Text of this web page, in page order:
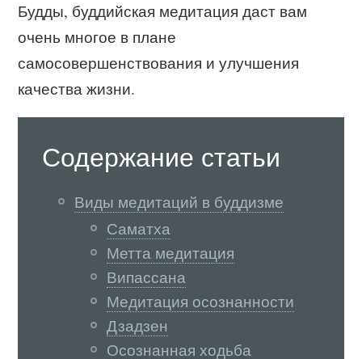
Будды, буддийская медитация даст вам
очень многое в плане
самосовершенствования и улучшения
качества жизни.
Содержание статьи
Виды медитаций в буддизме
Саматха
Метта медитация
Випассана
Медитация осознанности
Дзадзен
Осознанная ходьба